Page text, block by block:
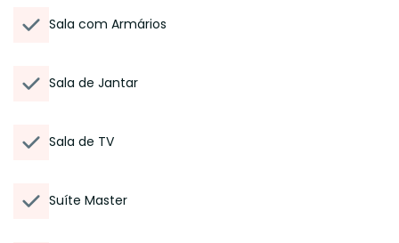
Sala com Armários
Sala de Jantar
Sala de TV
Suíte Master